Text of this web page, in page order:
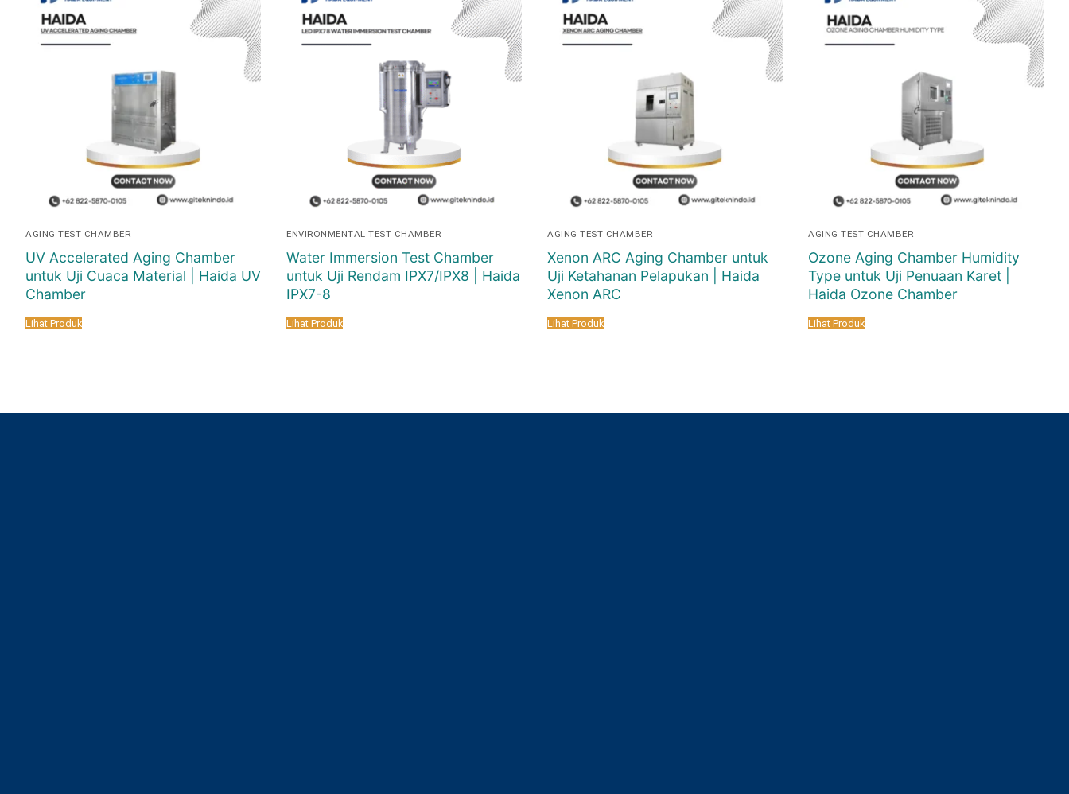
AGING TEST CHAMBER
UV Accelerated Aging Chamber
untuk Uji Cuaca Material | Haida UV
Chamber
Lihat Produk
ENVIRONMENTAL TEST CHAMBER
Water Immersion Test Chamber
untuk Uji Rendam IPX7/IPX8 | Haida
IPX7-8
Lihat Produk
AGING TEST CHAMBER
Xenon ARC Aging Chamber untuk
Uji Ketahanan Pelapukan | Haida
Xenon ARC
Lihat Produk
AGING TEST CHAMBER
Ozone Aging Chamber Humidity
Type untuk Uji Penuaan Karet |
Haida Ozone Chamber
Lihat Produk